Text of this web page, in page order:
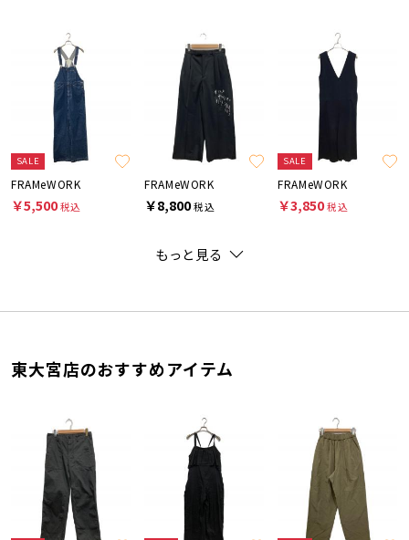
SALE
FRAMeWORK
￥5,500税込
FRAMeWORK
￥8,800税込
SALE
FRAMeWORK
￥3,850税込
もっと見る
東大宮店のおすすめアイテム